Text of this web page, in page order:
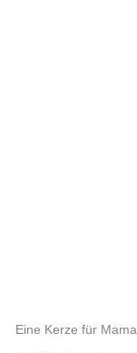
Eine Kerze für Mama